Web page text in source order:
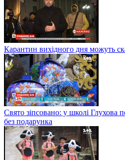
Карантин вихідного дня можуть
Свято зіпсовано: у школі Глухова
без подарунка